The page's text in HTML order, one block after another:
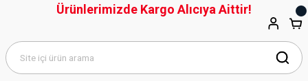
Ürünlerimizde Kargo Alıcıya Aittir!